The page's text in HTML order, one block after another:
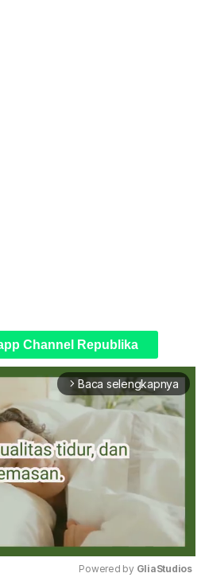
Channel Republika
arrow_forward_ios Baca selengkapnya
Powered by GliaStudios